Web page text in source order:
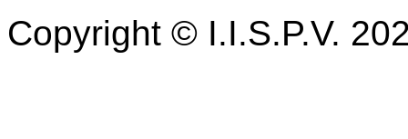
Copyright © I.I.S.P.V.